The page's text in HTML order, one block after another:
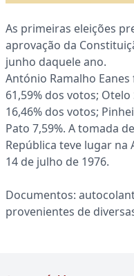
As primeiras eleições
aprovação da
junho daquele ano.
António Ramalho
61,59% dos votos;
16,46% dos votos;
Pato 7,59%. A tomada
República teve lugar na
14 de julho de 1976.
Documentos:
provenientes de